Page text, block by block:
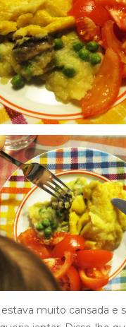
muito cansada e